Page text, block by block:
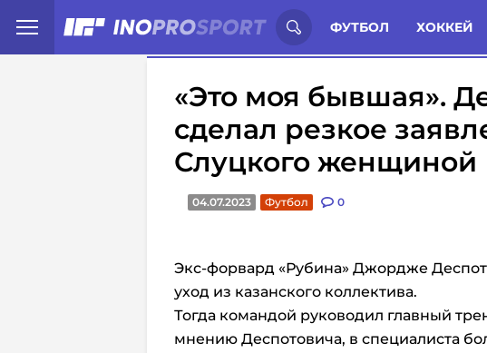
ФУТБОЛ ХОККЕЙ
Иностранцы о спорте России: Статьи
«Это моя бывшая».
сделал резкое
Слуцкого женщиной
04.07.2023 Футбол 0
Экс-форвард «Рубина» Джордже
уход из казанского коллектива.
Тогда командой руководил главный
мнению Деспотовича, в специалиста